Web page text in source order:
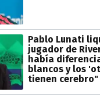
Pablo Lunati
jugador de
había
blancos y los
tienen cerebro"